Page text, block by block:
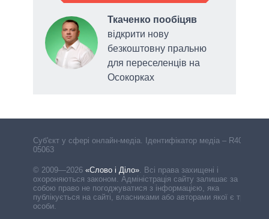
Ткаченко пообіцяв
відкрити нову
безкоштовну пральню
для переселенців на
Осокорках
Cуб'єкт у сфері онлайн-медіа. Ідентифікатор медіа – R40-
05063
© 2009—2026 «Слово і Діло». Всі права захищені і
охороняються законом. Адміністрація сайту залишає за
собою право не погоджуватися з інформацією, яка
публікується на сайті, власниками або авторами якої є треті
особи.